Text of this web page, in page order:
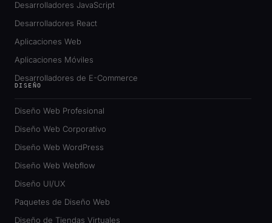
Desarrolladores JavaScript
Desarrolladores React
Aplicaciones Web
Aplicaciones Móviles
Desarrolladores de E-Commerce
DISEÑO
Diseño Web Profesional
Diseño Web Corporativo
Diseño Web WordPress
Diseño Web Webflow
Diseño UI/UX
Paquetes de Diseño Web
Diseño de Tiendas Virtuales